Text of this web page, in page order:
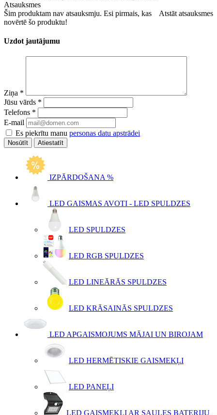
Atsauksmes
Atstāt atsauksmes
Šim produktam nav atsauksmju. Esi pirmais, kas
novērtē šo produktu!
Uzdot jautājumu
Ziņa *
Jūsu vārds *
Telefons *
E-mail
Es piekrītu manu personas datu apstrādei
Atiestatīt
IZPĀRDOŠANA %
LED GAISMAS AVOTI - LED SPULDZES
LED SPULDZES
LED RGB SPULDZES
LED LINEĀRĀS SPULDZES
LED KRĀSAINĀS SPULDZES
LED APGAISMOJUMS MĀJAI UN BIROJAM
LED HERMĒTISKIE GAISMEKĻI
LED PANEĻI
LED GAISMEKĻI AR SAULES BATERIJU